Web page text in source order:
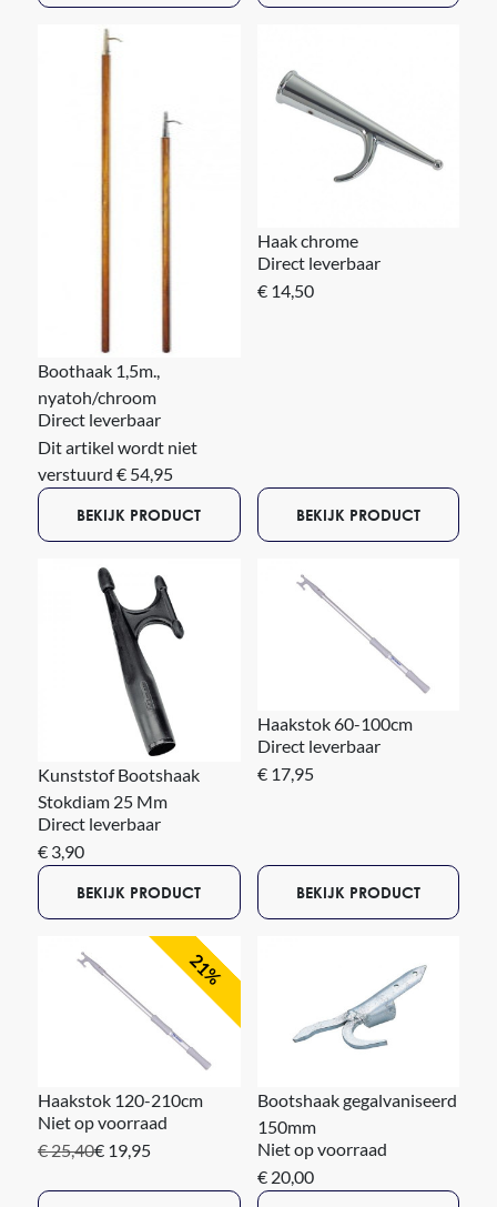
Boothaak 1,5m.,
nyatoh/chroom
Direct leverbaar
Dit artikel wordt niet
verstuurd € 54,95
BEKIJK PRODUCT
Haak chrome
Direct leverbaar
€ 14,50
BEKIJK PRODUCT
Kunststof Bootshaak
Stokdiam 25 Mm
Direct leverbaar
€ 3,90
BEKIJK PRODUCT
Haakstok 60-100cm
Direct leverbaar
€ 17,95
BEKIJK PRODUCT
21%
Haakstok 120-210cm
Niet op voorraad
€ 25,40€ 19,95
Bootshaak gegalvaniseerd
150mm
Niet op voorraad
€ 20,00